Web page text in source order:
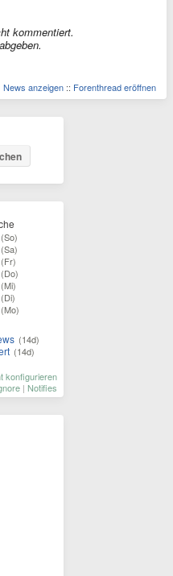
kommentiert.
News anzeigen :: Forenthread eröffnen
(So)
(Sa)
(Fr)
(Do)
(Mi)
(Di)
(Mo)
(14d)
(14d)
konfigurieren
| Notifies